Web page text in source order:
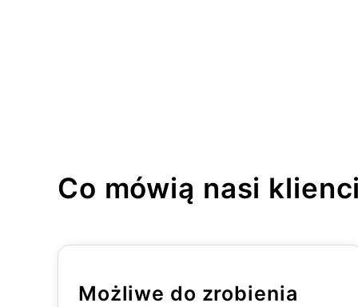
Co mówią nasi klienci
Możliwe do zrobienia